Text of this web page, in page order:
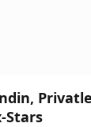
Stars